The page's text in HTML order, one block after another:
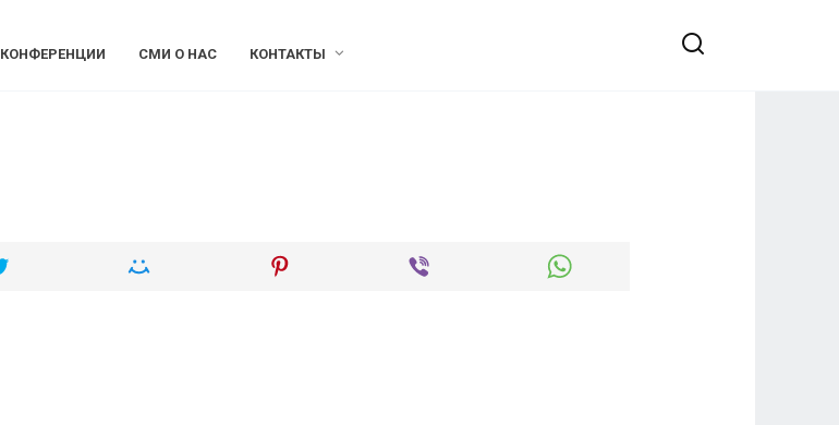
КОНФЕРЕНЦИИ СМИ О НАС КОНТАКТЫ